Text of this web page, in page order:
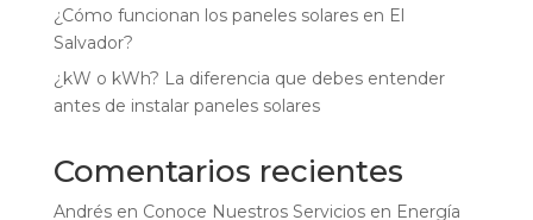
¿Cómo funcionan los paneles solares en El
Salvador?
¿kW o kWh? La diferencia que debes entender
antes de instalar paneles solares
Comentarios recientes
Andrésen Conoce Nuestros Servicios en Energía